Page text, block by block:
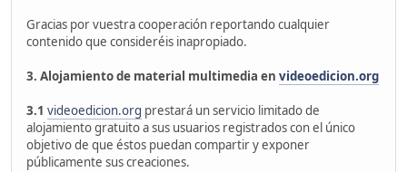
Gracias por vuestra cooperación reportando cualquier
contenido que consideréis inapropiado.
3. Alojamiento de material multimedia en videoedicion.org
3.1 videoedicion.org prestará un servicio limitado de
alojamiento gratuito a sus usuarios registrados con el único
objetivo de que éstos puedan compartir y exponer
públicamente sus creaciones.